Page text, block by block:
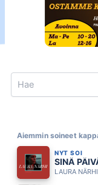
Search
Aiemmin soineet
NYT SOI
SINÄ
LAURA NÄRHI